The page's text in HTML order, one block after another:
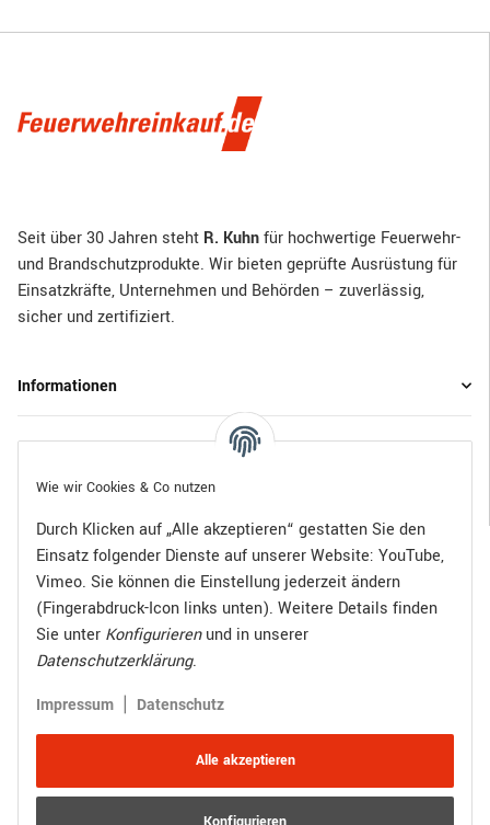
Alle akzeptieren
Wie wir Cookies & Co nutzen
Durch Klicken auf „Alle akzeptieren“ gestatten Sie den
Einsatz folgender Dienste auf unserer Website: YouTube,
Vimeo. Sie können die Einstellung jederzeit ändern
(Fingerabdruck-Icon links unten). Weitere Details finden
Sie unter Konfigurierenund in unserer
Datenschutzerklärung.
Impressum Datenschutz
Seit über 30 Jahren steht R. Kuhnfür hochwertige Feuerwehr-
und Brandschutzprodukte. Wir bieten geprüfte Ausrüstung für
Einsatzkräfte, Unternehmen und Behörden – zuverlässig,
sicher und zertifiziert.
Informationen
Gesetzliche Informationen
Bezahlen Sie bequem per:
Zugestellt durch:
Vertrag widerrufen